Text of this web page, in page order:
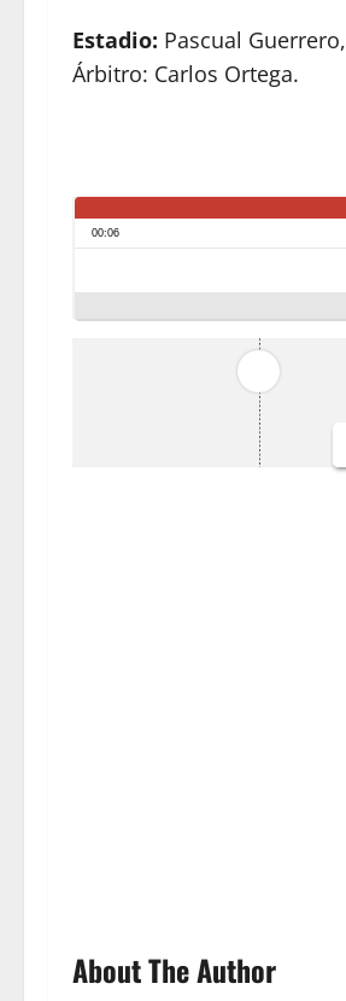
Estadio: Pascual
Árbitro: Carlos Ortega.
About The Author